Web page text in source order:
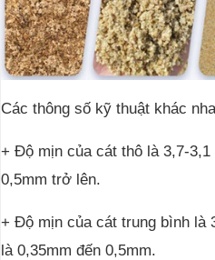
Các thông số kỹ thuật khác
+ Độ mịn của cát thô là 3,7-
0,5mm trở lên.
+ Độ mịn của cát trung bình là
là 0,35mm đến 0,5mm.